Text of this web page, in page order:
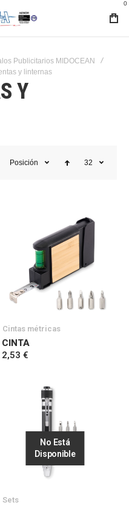
0
Publicitarios MIDOCEAN
y linternas
Y
Posición 32
Cintas métricas
CINTA
2,53 €
No Está
Disponible
Sets